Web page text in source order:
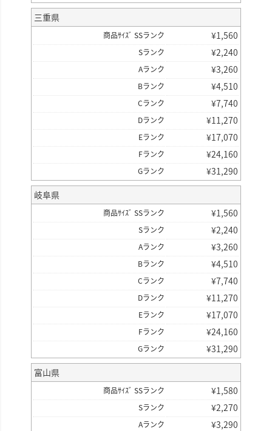
三重県
商品ｻｲｽﾞ SSランク ¥1,560
Sランク ¥2,240
Aランク ¥3,260
Bランク ¥4,510
Cランク ¥7,740
Dランク ¥11,270
Eランク ¥17,070
Fランク ¥24,160
Gランク ¥31,290
岐阜県
商品ｻｲｽﾞ SSランク ¥1,560
Sランク ¥2,240
Aランク ¥3,260
Bランク ¥4,510
Cランク ¥7,740
Dランク ¥11,270
Eランク ¥17,070
Fランク ¥24,160
Gランク ¥31,290
富山県
商品ｻｲｽﾞ SSランク ¥1,580
Sランク ¥2,270
Aランク ¥3,290